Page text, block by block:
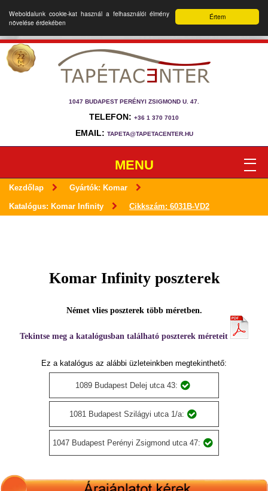
Értem
Weboldalunk cookie-kat használ a felhasználói élmény
növelése érdekében
1047 BUDAPEST PERÉNYI ZSIGMOND U. 47.
TELEFON: +36 1 370 7010
EMAIL: TAPETA@TAPETACENTER.HU
MENU
Kezdőlap Gyártók: Komar
Katalógus: Komar Infinity Cikkszám: 6031B-VD2
Komar Infinity poszterek
Német vlies poszterek több méretben.
Tekintse meg a katalógusban található poszterek méreteit
Ez a katalógus az alábbi üzleteinkben megtekinthető:
1089 Budapest Delej utca 43:
1081 Budapest Szilágyi utca 1/a:
1047 Budapest Perényi Zsigmond utca 47: